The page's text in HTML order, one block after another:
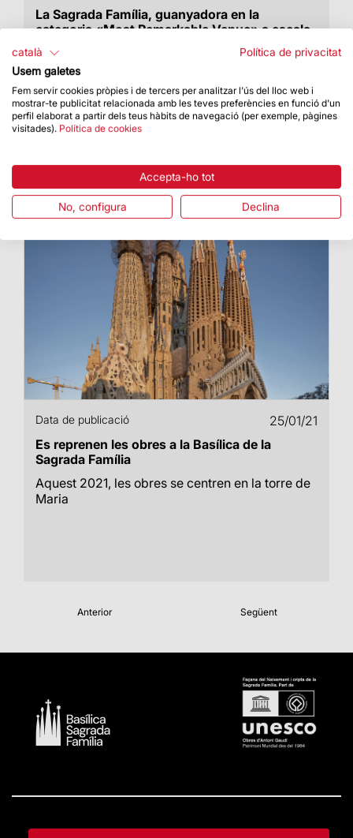
La Sagrada Família, guanyadora en la
categoria «Most Remarkable Venue» a escala
mundial
Ha estat escollida per votació popular en els
premis internacionals Best Museums and
Attractions 2020 que organitza Tiqets
Data de publicació
25/01/21
Es reprenen les obres a la Basílica de la
Sagrada Família
Aquest 2021, les obres se centren en la torre de
Maria
Anterior Següent
català
Política de privacitat
Usem galetes
Fem servir cookies pròpies i de tercers per analitzar l'ús del lloc web i
mostrar-te publicitat relacionada amb les teves preferències en funció d'un
perfil elaborat a partir dels teus hàbits de navegació (per exemple, pàgines
visitades). Política de cookies
Accepta-ho tot
No, configura Declina